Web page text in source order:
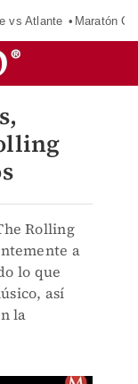
vs Atlante Maratón
Rolling
a
lo que
así
la